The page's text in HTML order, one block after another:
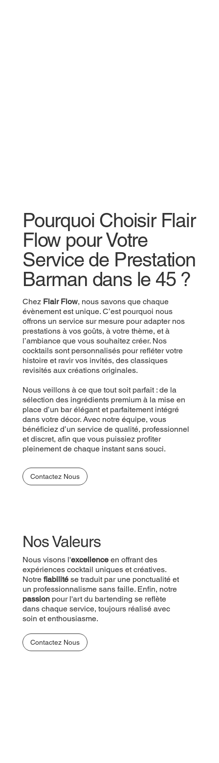
Pourquoi Choisir Flair
Flow pour Votre
Service de Prestation
Barman dans le 45 ?
Chez Flair Flow, nous savons que chaque
évènement est unique. C’est pourquoi nous
offrons un service sur mesure pour adapter nos
prestations à vos goûts, à votre thème, et à
l’ambiance que vous souhaitez créer. Nos
cocktails sont personnalisés pour refléter votre
histoire et ravir vos invités, des classiques
revisités aux créations originales.
Nous veillons à ce que tout soit parfait : de la
sélection des ingrédients premium à la mise en
place d’un bar élégant et parfaitement intégré
dans votre décor. Avec notre équipe, vous
bénéficiez d’un service de qualité, professionnel
et discret, afin que vous puissiez profiter
pleinement de chaque instant sans souci.
Contactez Nous
Nos Valeurs
Nous visons l'excellenceen offrant des
expériences cocktail uniques et créatives.
Notre fiabilité se traduit par une ponctualité et
un professionnalisme sans faille. Enfin, notre
passionpour l'art du bartending se reflète
dans chaque service, toujours réalisé avec
soin et enthousiasme.
Contactez Nous